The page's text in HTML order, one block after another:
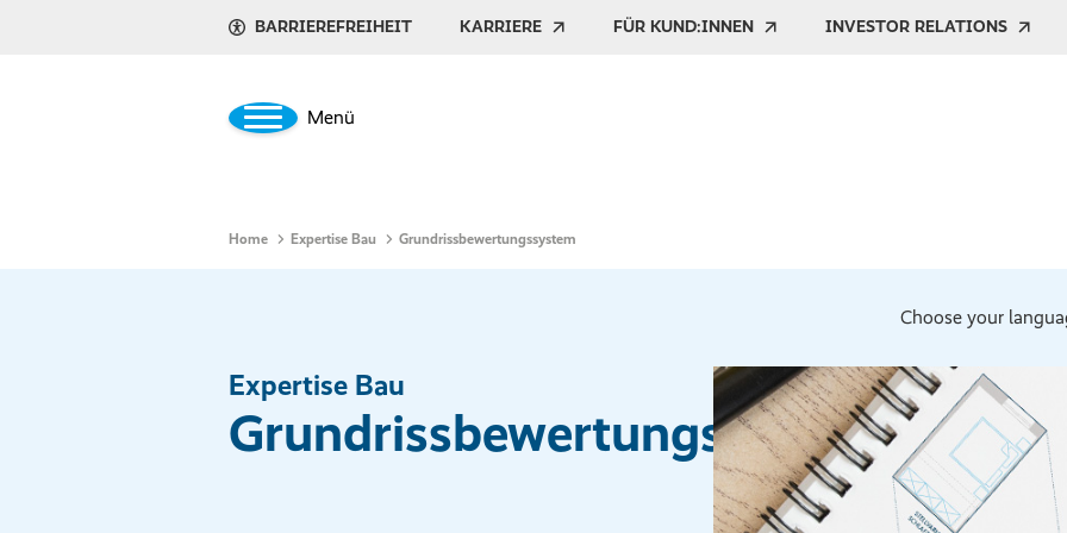
BARRIEREFREIHEIT KARRIERE FÜR KUND:INNEN INVESTOR RELATIONS
Menü
Home Expertise Bau Grundrissbewertungssystem
Choose your
Expertise Bau
Grundrissbewertungssystem